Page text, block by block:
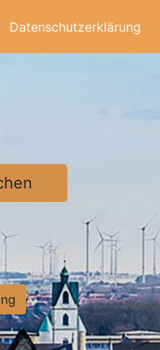
Datenschutzerklärung